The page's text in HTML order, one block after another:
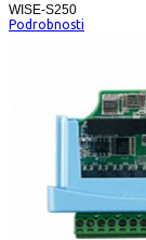
WISE-S250
Podrobnosti